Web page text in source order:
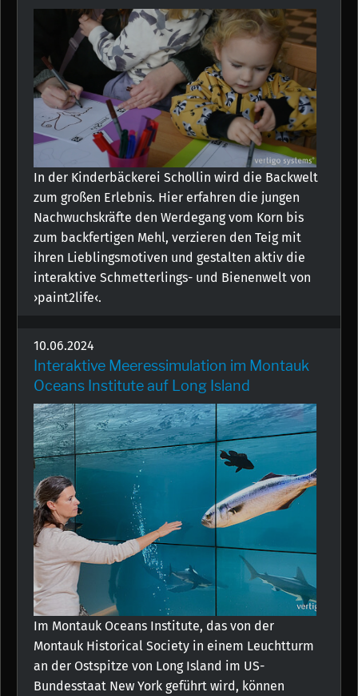
In der Kinderbäckerei Schollin wird die Backwelt
zum großen Erlebnis. Hier erfahren die jungen
Nachwuchskräfte den Werdegang vom Korn bis
zum backfertigen Mehl, verzieren den Teig mit
ihren Lieblingsmotiven und gestalten aktiv die
interaktive Schmetterlings- und Bienenwelt von
›paint2life‹.
10.06.2024
Interaktive Meeressimulation im Montauk
Oceans Institute auf Long Island
Im Montauk Oceans Institute, das von der
Montauk Historical Society in einem Leuchtturm
an der Ostspitze von Long Island im US-
Bundesstaat New York geführt wird, können